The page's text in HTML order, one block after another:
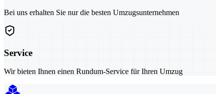
Bei uns erhalten Sie nur die besten Umzugsunternehmen
Service
Wir bieten Ihnen einen Rundum-Service für Ihren Umzug